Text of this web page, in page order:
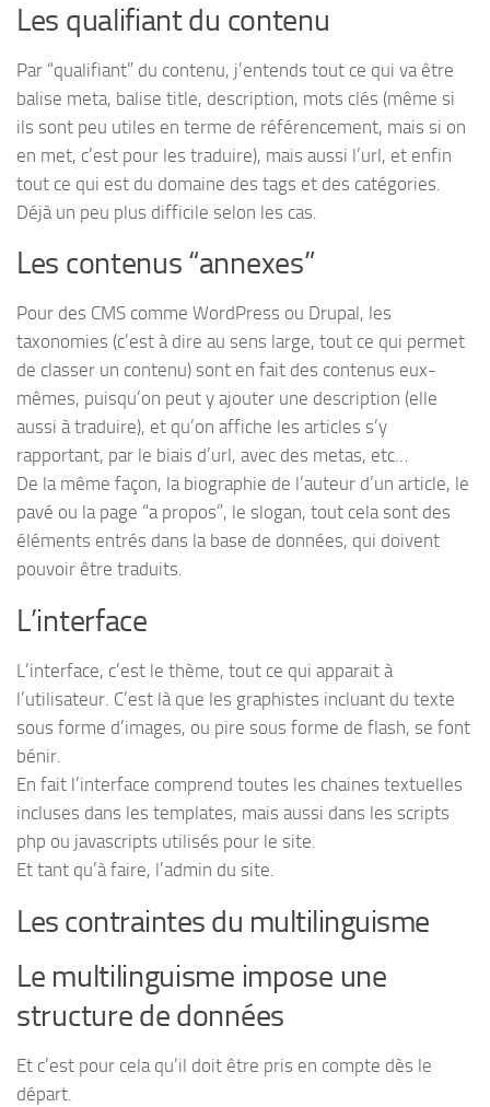
Les qualifiant du contenu
Par “qualifiant” du contenu, j’entends tout ce qui va être
balise meta, balise title, description, mots clés (même si
ils sont peu utiles en terme de référencement, mais si on
en met, c’est pour les traduire), mais aussi l’url, et enfin
tout ce qui est du domaine des tags et des catégories.
Déjà un peu plus difficile selon les cas.
Les contenus “annexes”
Pour des CMS comme WordPress ou Drupal, les
taxonomies (c’est à dire au sens large, tout ce qui permet
de classer un contenu) sont en fait des contenus eux-
mêmes, puisqu’on peut y ajouter une description (elle
aussi à traduire), et qu’on affiche les articles s’y
rapportant, par le biais d’url, avec des metas, etc…
De la même façon, la biographie de l’auteur d’un article, le
pavé ou la page “a propos”, le slogan, tout cela sont des
éléments entrés dans la base de données, qui doivent
pouvoir être traduits.
L’interface
L’interface, c’est le thème, tout ce qui apparait à
l’utilisateur. C’est là que les graphistes incluant du texte
sous forme d’images, ou pire sous forme de flash, se font
bénir.
En fait l’interface comprend toutes les chaines textuelles
incluses dans les templates, mais aussi dans les scripts
php ou javascripts utilisés pour le site.
Et tant qu’à faire, l’admin du site.
Les contraintes du multilinguisme
Le multilinguisme impose une
structure de données
Et c’est pour cela qu’il doit être pris en compte dès le
départ.